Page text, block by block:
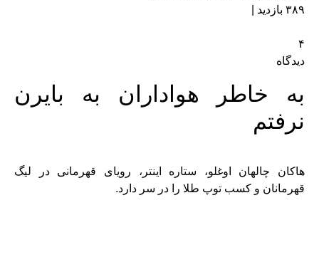
۳۸۹ بازدید |
۴
دیدگاه
به خاطر هواداران به بایرن
نرفتم
هاکان چالهان اوغلو، ستاره اینتر، رویای قهرمانی در لیگ
قهرمانان و کسب توپ طلا را در سر دارد.